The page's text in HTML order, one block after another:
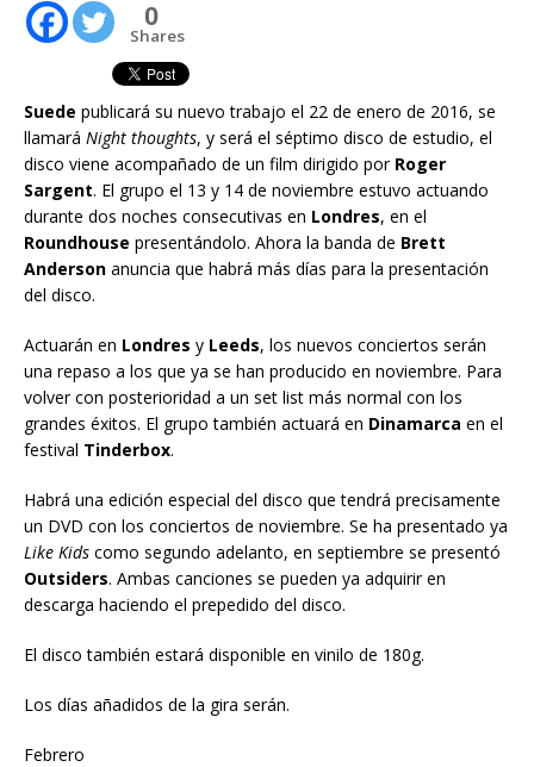
0
Shares
Suede publicará su nuevo trabajo el 22 de enero de 2016, se
llamará Night thoughts, y será el séptimo disco de estudio, el
disco viene acompañado de un film dirigido por Roger
Sargent. El grupo el 13 y 14 de noviembre estuvo actuando
durante dos noches consecutivas en Londres, en el
Roundhouse presentándolo. Ahora la banda de Brett
Anderson anuncia que habrá más días para la presentación
del disco.
Actuarán en Londres y Leeds, los nuevos conciertos serán
una repaso a los que ya se han producido en noviembre. Para
volver con posterioridad a un set list más normal con los
grandes éxitos. El grupo también actuará en Dinamarca en el
festival Tinderbox.
Habrá una edición especial del disco que tendrá precisamente
un DVD con los conciertos de noviembre. Se ha presentado ya
Like Kids como segundo adelanto, en septiembre se presentó
Outsiders. Ambas canciones se pueden ya adquirir en
descarga haciendo el prepedido del disco.
El disco también estará disponible en vinilo de 180g.
Los días añadidos de la gira serán.
Febrero